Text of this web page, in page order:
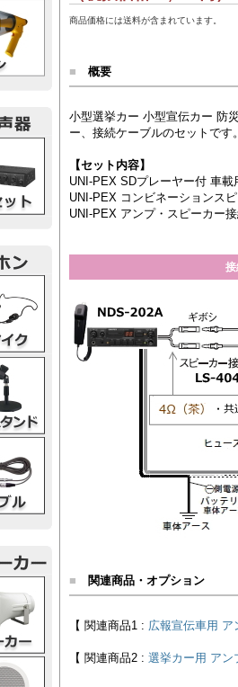
商品価格には送料が含まれています。
■ 概要
小型選挙カー 小型宣伝カー 防
ー、接続ケーブルのセットです
【セット内容】
UNI-PEX SDプレーヤー付 車
UNI-PEX コンビネーションス
UNI-PEX アンプ・スピーカー
■ 関連商品・オプション
【 関連商品1 : 広報宣伝車用 ア
【 関連商品2 : 選挙カー用 アン